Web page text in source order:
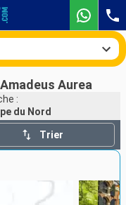
Aurea
:
du Nord
Trier